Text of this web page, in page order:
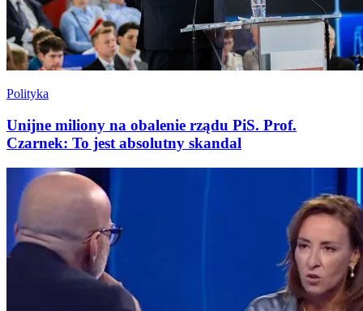
Polityka
Unijne miliony na obalenie rządu PiS. Prof.
Czarnek: To jest absolutny skandal